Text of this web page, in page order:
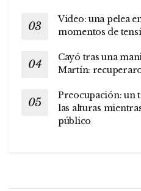
Video: una pelea
momentos de
Cayó tras una
Martín:
Preocupación: un
las alturas
público